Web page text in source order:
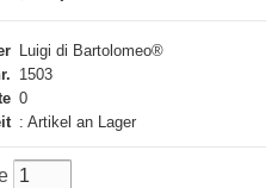
Luigi di Bartolomeo®
1503
0
: Artikel an Lager